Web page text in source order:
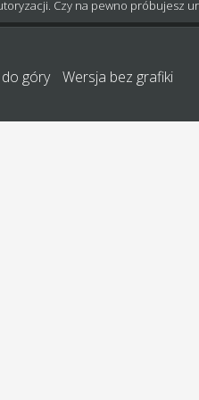
Czy na pewno próbujesz
góry Wersja bez grafiki